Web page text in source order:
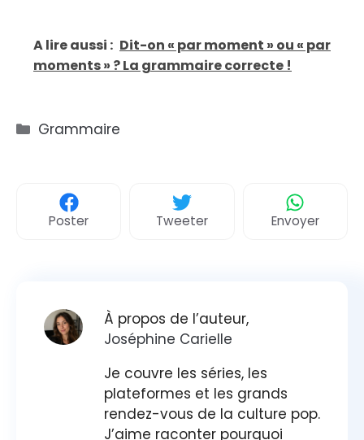
A lire aussi : Dit-on « par moment » ou « par
moments » ? La grammaire correcte !
Catégories
Grammaire
Poster Tweeter Envoyer
À propos de l’auteur,
Joséphine Carielle
Je couvre les séries, les
plateformes et les grands
rendez-vous de la culture pop.
J’aime raconter pourquoi